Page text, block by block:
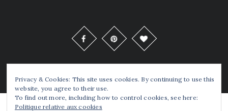
Privacy & Cookies: This site uses cookies. By continuing to use this
website, you agree to their use.
To find out more, including how to control cookies, see here:
Politique relative aux cookies